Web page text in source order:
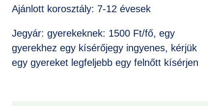
Ajánlott korosztály: 7-12 évesek
Jegyár: gyerekeknek: 1500 Ft/fő, egy
gyerekhez egy kísérőjegy ingyenes, kérjük
egy gyereket legfeljebb egy felnőtt kísérjen